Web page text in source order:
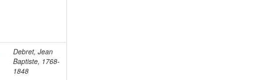
Debret, Jean
Baptiste, 1768-
1848